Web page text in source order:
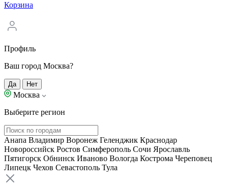
Корзина
Профиль
Ваш город Москва?
Да Нет
Москва
Выберите регион
Анапа Владимир Воронеж Геленджик Краснодар
Новороссийск Ростов Симферополь Сочи Ярославль
Пятигорск Обнинск Иваново Вологда Кострома Череповец
Липецк Чехов Севастополь Тула